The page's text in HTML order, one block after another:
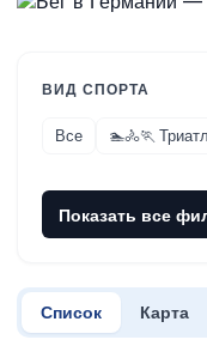
ВИД СПОРТА
Все 🏊🚴🏃
Показать все
Список Карта